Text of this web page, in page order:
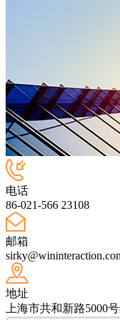
电话
86-021-566 23108
邮箱
地址
上海市共和新路5000